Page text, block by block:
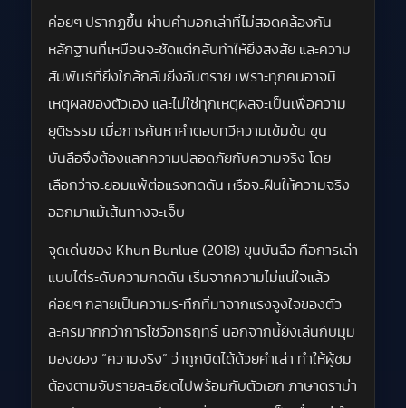
ค่อยๆ ปรากฏขึ้น ผ่านคำบอกเล่าที่ไม่สอดคล้องกัน
หลักฐานที่เหมือนจะชัดแต่กลับทำให้ยิ่งสงสัย และความ
สัมพันธ์ที่ยิ่งใกล้กลับยิ่งอันตราย เพราะทุกคนอาจมี
เหตุผลของตัวเอง และไม่ใช่ทุกเหตุผลจะเป็นเพื่อความ
ยุติธรรม เมื่อการค้นหาคำตอบทวีความเข้มข้น ขุน
บันลือจึงต้องแลกความปลอดภัยกับความจริง โดย
เลือกว่าจะยอมแพ้ต่อแรงกดดัน หรือจะฝืนให้ความจริง
ออกมาแม้เส้นทางจะเจ็บ
จุดเด่นของ Khun Bunlue (2018) ขุนบันลือ คือการเล่า
แบบไต่ระดับความกดดัน เริ่มจากความไม่แน่ใจแล้ว
ค่อยๆ กลายเป็นความระทึกที่มาจากแรงจูงใจของตัว
ละครมากกว่าการโชว์อิทธิฤทธิ์ นอกจากนี้ยังเล่นกับมุม
มองของ “ความจริง” ว่าถูกบิดได้ด้วยคำเล่า ทำให้ผู้ชม
ต้องตามจับรายละเอียดไปพร้อมกับตัวเอก ภาษาดราม่า